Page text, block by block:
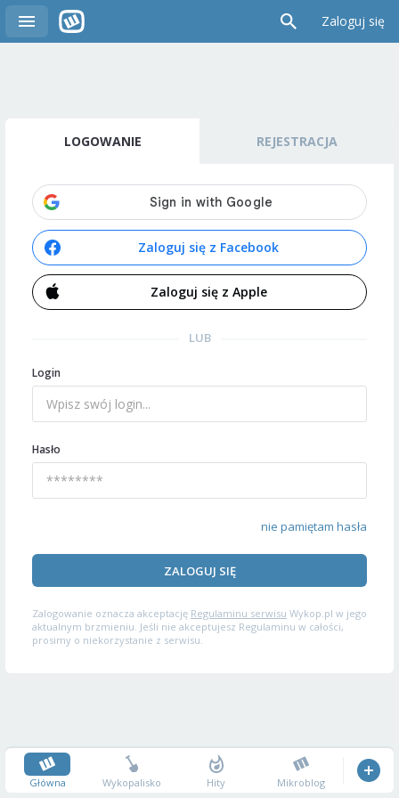
Zaloguj się
LOGOWANIE REJESTRACJA
Zaloguj się z Facebook
Zaloguj się z Apple
LUB
Login
Hasło
nie pamiętam hasła
ZALOGUJ SIĘ
Zalogowanie oznacza akceptację Regulaminu serwisu Wykop.pl w jego
aktualnym brzmieniu. Jeśli nie akceptujesz Regulaminu w całości,
prosimy o niekorzystanie z serwisu.
Główna Wykopalisko Hity Mikroblog